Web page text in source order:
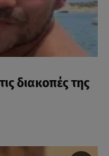
διακοπές της